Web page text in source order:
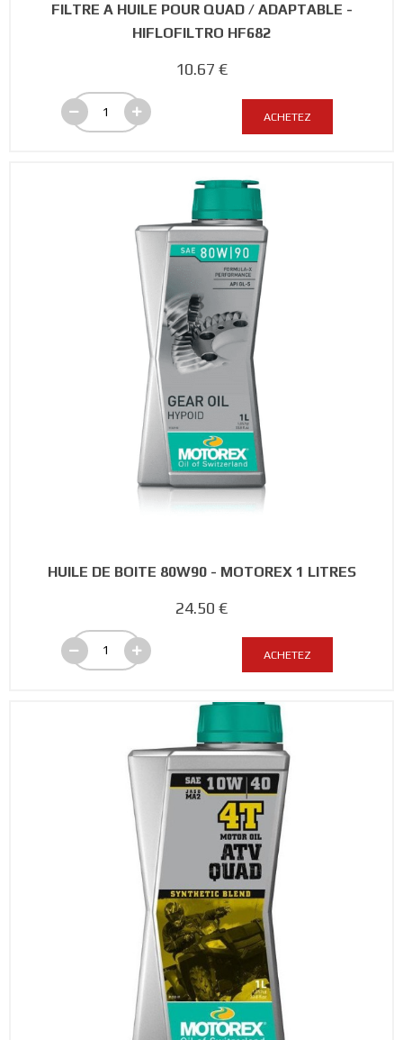
FILTRE A HUILE POUR QUAD / ADAPTABLE -
HIFLOFILTRO HF682
10.67 €
ACHETEZ
HUILE DE BOITE 80W90 - MOTOREX 1 LITRES
24.50 €
ACHETEZ